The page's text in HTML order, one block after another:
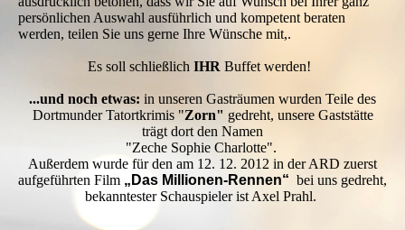
persönlichen Auswahl ausführlich und kompetent beraten
werden, teilen Sie uns gerne Ihre Wünsche mit,.
Es soll schließlich IHR Buffet werden!
...und noch etwas: in unseren Gasträumen wurden Teile des
Dortmunder Tatortkrimis "Zorn" gedreht, unsere Gaststätte
trägt dort den Namen
"Zeche Sophie Charlotte".
Außerdem wurde für den am 12. 12. 2012 in der ARD zuerst
aufgeführten Film „Das Millionen-Rennen“ bei uns gedreht,
bekanntester Schauspieler ist Axel Prahl.